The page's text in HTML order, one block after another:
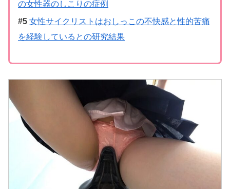
の女性器のしこりの症例
女性サイクリストはおしっこの不快感と性的苦痛
を経験しているとの研究結果